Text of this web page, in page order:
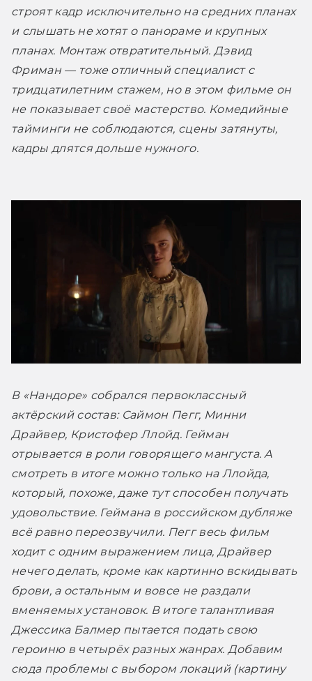
строят кадр исключительно на средних планах
и слышать не хотят о панораме и крупных
планах. Монтаж отвратительный. Дэвид
Фриман — тоже отличный специалист с
тридцатилетним стажем, но в этом фильме он
не показывает своё мастерство. Комедийные
тайминги не соблюдаются, сцены затянуты,
кадры длятся дольше нужного.
В «Нандоре» собрался первоклассный
актёрский состав: Саймон Пегг, Минни
Драйвер, Кристофер Ллойд. Гейман
отрывается в роли говорящего мангуста. А
смотреть в итоге можно только на Ллойда,
который, похоже, даже тут способен получать
удовольствие. Геймана в российском дубляже
всё равно переозвучили. Пегг весь фильм
ходит с одним выражением лица, Драйвер
нечего делать, кроме как картинно вскидывать
брови, а остальным и вовсе не раздали
вменяемых установок. В итоге талантливая
Джессика Балмер пытается подать свою
героиню в четырёх разных жанрах. Добавим
сюда проблемы с выбором локаций (картину